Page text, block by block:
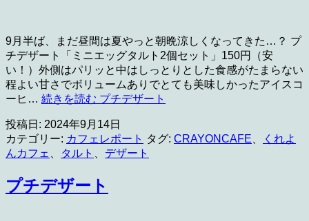
9月半ば、まだ昼間は夏やっと朝晩涼しくなってきた…？ プ
チデザート「ミニエッグタルト2個セット」150円（安
い！）外側はパリッと中はしっとりとした食感がたまらない
程よい甘さでボリュームありでとても美味しかったアイスコ
ーヒ… 続きを読む プチデザート
投稿日: 2024年9月14日
カテゴリー: カフェレポート タグ: CRAYONCAFE、
くれよ
んカフェ 、 タルト 、 デザート
プチデザート